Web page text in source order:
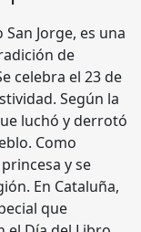
Jorge, es una
de
celebra el 23 de
Según la
luchó y derrotó
Como
y se
En Cataluña,
que